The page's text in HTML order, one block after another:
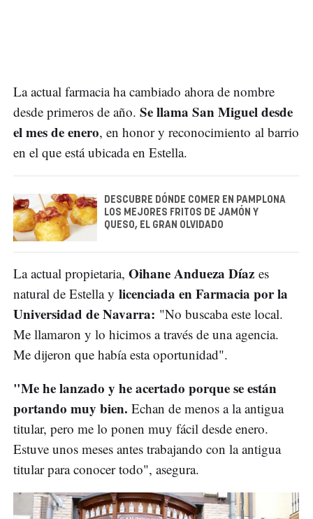
La actual farmacia ha cambiado ahora de nombre
desde primeros de año. Se llama San Miguel desde
el mes de enero, en honor y reconocimiento al barrio
en el que está ubicada en Estella.
DESCUBRE DÓNDE COMER EN PAMPLONA
LOS MEJORES FRITOS DE JAMÓN Y
QUESO, EL GRAN OLVIDADO
La actual propietaria, Oihane Andueza Díaz es
natural de Estella y licenciada en Farmacia por la
Universidad de Navarra: "No buscaba este local.
Me llamaron y lo hicimos a través de una agencia.
Me dijeron que había esta oportunidad".
"Me he lanzado y he acertado porque se están
portando muy bien. Echan de menos a la antigua
titular, pero me lo ponen muy fácil desde enero.
Estuve unos meses antes trabajando con la antigua
titular para conocer todo", asegura.